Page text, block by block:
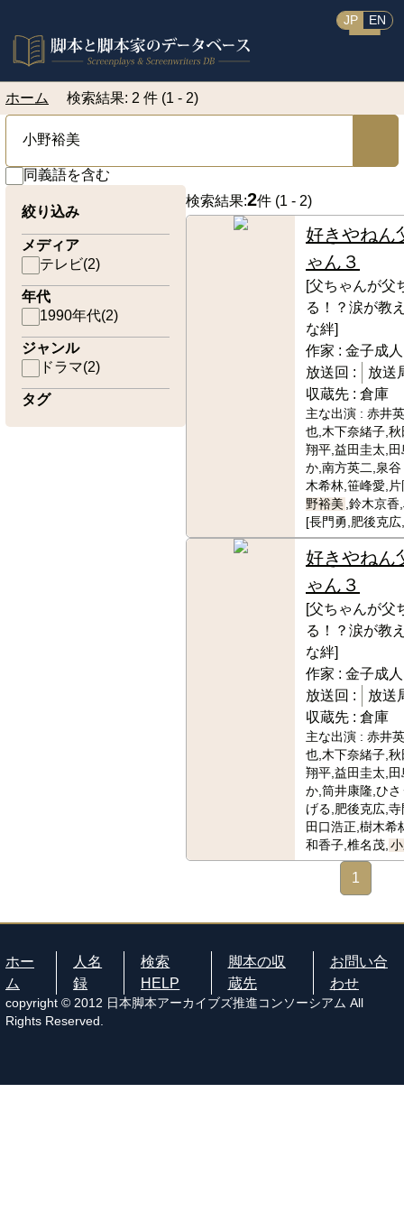
JP EN
ホーム 検索結果: 2 件 (1 - 2)
同義語を含む
絞り込み
メディア
テレビ(2)
年代
1990年代(2)
ジャンル
ドラマ(2)
タグ
検索結果:2件 (1 - 2)
好きやねん
ゃん３
[父ちゃんが父
る！？涙が教
な絆]
作家 : 金子成
放送回 :
放送
収蔵先 : 倉庫
主な出演 : 赤井
也,木下奈緒子,
翔平,益田圭太,
か,南方英二,泉
木希林,笹峰愛,
野裕美 ,鈴木京
[長門勇,肥後克広
好きやねん
ゃん３
[父ちゃんが父
る！？涙が教
な絆]
作家 : 金子成
放送回 :
放送
収蔵先 : 倉庫
主な出演 : 赤井
也,木下奈緒子,
翔平,益田圭太,
か,筒井康隆,ひ
げる,肥後克広,
田口浩正,樹木希
和香子,椎名茂,
1
ホー
ム
人名
録
検索
HELP
脚本の収
蔵先
お問い合
わせ
copyright © 2012 日本脚本アーカイブズ推進コンソーシアム All
Rights Reserved.